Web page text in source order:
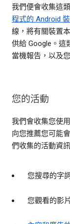
我們便會收集這
程式的 Android
線，將有關裝置
供給 Google。這
當機報告，以及
您的活動
我們會收集您使
向您推薦您可能
們收集的活動資
您搜尋的字詞
您觀看的影片